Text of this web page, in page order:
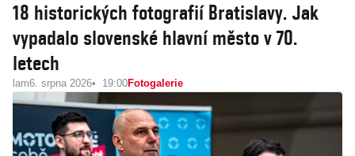
18 historických fotografií Bratislavy. Jak
vypadalo slovenské hlavní město v 70.
letech
lam6. srpna 2026 19:00Fotogalerie